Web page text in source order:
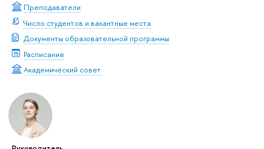
Преподаватели
Число студентов и вакантные места
Документы образовательной программы
Расписание
Академический совет